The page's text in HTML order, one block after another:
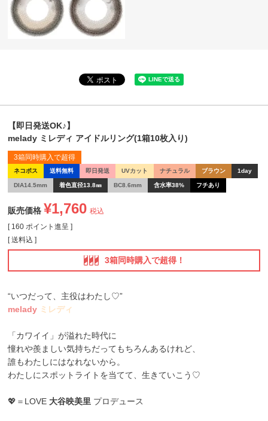
【即日発送OK♪】
melady ミレディ アイドルリング(1箱10枚入り)
ネコポス 送料無料 即日発送 UVカット ナチュラル ブラウン 1day
DIA14.5mm 着色直径13.8㎜ BC8.6mm 含水率38% フチあり
3箱同時購入で超得
販売価格 ¥1,760 税込
[ 160 ポイント進呈 ]
送料込
3箱同時購入で超得！
“いつだって、主役はわたし♡”
melady ミレディ
「カワイイ」が溢れた時代に
憧れや羨ましい気持ちだってもちろんあるけれど、
誰もわたしにはなれないから。
わたしにスポットライトを当てて、生きていこう♡
💖＝LOVE 大谷映美里 プロデュース